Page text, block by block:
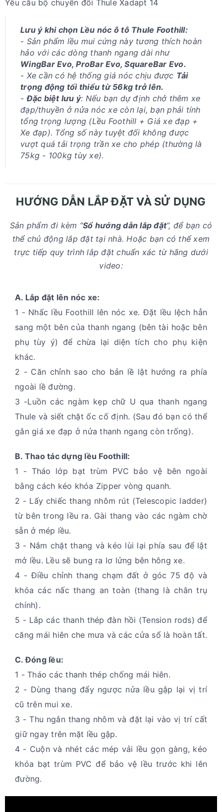
Yêu cầu bộ chuyển đổi Thule Xadapt 14
Lưu ý khi chọn Lều nóc ô tô Thule Foothill:
- Sản phẩm lều mui cứng này tương thích hoàn
hảo với các dòng thanh ngang dài như
WingBar Evo, ProBar Evo, SquareBar Evo.
- Xe cần có hệ thống giá nóc chịu được Tải
trọng động tối thiểu từ 56kg trở lên.
-Đặc biệt lưu ý: Nếu bạn dự định chở thêm xe
đạp/thuyền ở nửa nóc xe còn lại, bạn phải tính
tổng trọng lượng (Lều Foothill + Giá xe đạp +
Xe đạp). Tổng số này tuyệt đối không được
vượt quá tải trọng trần xe cho phép (thường là
75kg - 100kg tùy xe).
HƯỚNG DẪN LẮP ĐẶT VÀ SỬ DỤNG
Sản phẩm đi kèm “Sổ hướng dẫn lắp đặt”, để bạn có
thể chủ động lắp đặt tại nhà. Hoặc bạn có thể xem
trực tiếp quy trình lắp đặt chuẩn xác từ hãng dưới
video:
A. Lắp đặt lên nóc xe:
1 - Nhấc lều Foothill lên nóc xe. Đặt lều lệch hẳn
sang một bên của thanh ngang (bên tài hoặc bên
phụ tùy ý) để chừa lại diện tích cho phụ kiện
khác.
2 - Căn chỉnh sao cho bản lề lật hướng ra phía
ngoài lề đường.
3 -Luồn các ngàm kẹp chữ U qua thanh ngang
Thule và siết chặt ốc cố định. (Sau đó bạn có thể
gắn giá xe đạp ở nửa thanh ngang còn trống).
B. Thao tác dựng lều Foothill:
1 - Tháo lớp bạt trùm PVC bảo vệ bên ngoài
bằng cách kéo khóa Zipper vòng quanh.
2 - Lấy chiếc thang nhôm rút (Telescopic ladder)
từ bên trong lều ra. Gài thang vào các ngàm chờ
sẵn ở mép lều.
3 - Nắm chặt thang và kéo lùi lại phía sau để lật
mở lều. Lều sẽ bung ra lơ lửng bên hông xe.
4 - Điều chỉnh thang chạm đất ở góc 75 độ và
khóa các nấc thang an toàn (thang là chân trụ
chính).
5 - Lắp các thanh thép đàn hồi (Tension rods) để
căng mái hiên che mưa và các cửa sổ là hoàn tất.
C. Đóng lều:
1 - Tháo các thanh thép chống mái hiên.
2 - Dùng thang đẩy ngược nửa lều gập lại vị trí
cũ trên mui xe.
3 - Thu ngắn thang nhôm và đặt lại vào vị trí cất
giữ ngay trên mặt lều gập.
4 - Cuộn và nhét các mép vải lều gọn gàng, kéo
khóa bạt trùm PVC để bảo vệ lều trước khi lên
đường.